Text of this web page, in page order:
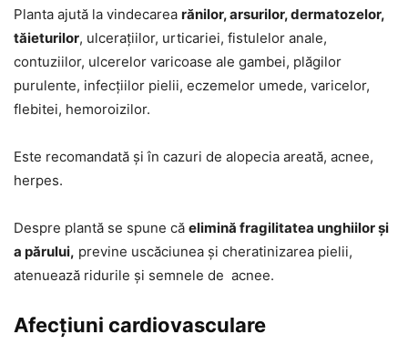
Planta ajută la vindecarea rănilor, arsurilor, dermatozelor,
tăieturilor, ulcerațiilor, urticariei, fistulelor anale,
contuziilor, ulcerelor varicoase ale gambei, plăgilor
purulente, infecțiilor pielii, eczemelor umede, varicelor,
flebitei, hemoroizilor.
Este recomandată și în cazuri de alopecia areată, acnee,
herpes.
Despre plantă se spune că elimină fragilitatea unghiilor și
a părului, previne uscăciunea și cheratinizarea pielii,
atenuează ridurile și semnele de acnee.
Afecțiuni cardiovasculare